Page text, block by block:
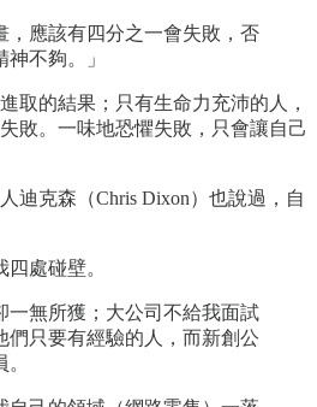
，應該有四分之一會失敗，否
不夠。」
取的結果；只有生命力充沛的人，
敗。一味地恐懼失敗，只會讓自己
迪克森（Chris Dixon）也說過，自
處碰壁。
一無所獲；大公司不給我面試
們只要有經驗的人，而新創公